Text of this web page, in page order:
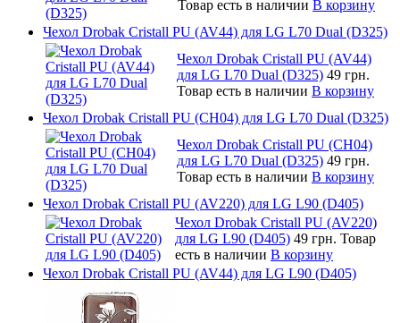
Товар есть в наличии В корзину
Чехол Drobak Cristall PU (AV44) для LG L70 Dual (D325)
Чехол Drobak Cristall PU (AV44)
для LG L70 Dual (D325) 49 грн.
Товар есть в наличии В корзину
Чехол Drobak Cristall PU (CH04) для LG L70 Dual (D325)
Чехол Drobak Cristall PU (CH04)
для LG L70 Dual (D325) 49 грн.
Товар есть в наличии В корзину
Чехол Drobak Cristall PU (AV220) для LG L90 (D405)
Чехол Drobak Cristall PU (AV220)
для LG L90 (D405) 49 грн. Товар
есть в наличии В корзину
Чехол Drobak Cristall PU (AV44) для LG L90 (D405)